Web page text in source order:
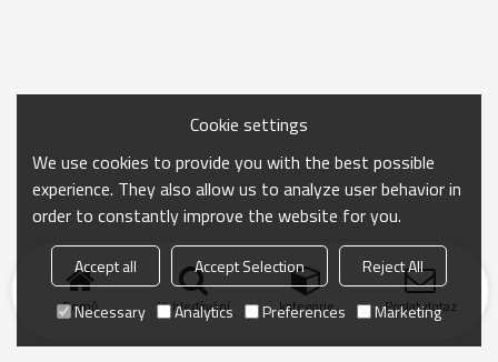
Domů Vyhledávání kategorie Poslat dotaz
Cookie settings
We use cookies to provide you with the best possible
experience. They also allow us to analyze user behavior in
order to constantly improve the website for you.
Accept all Accept Selection
Reject All
Necessary
Analytics Preferences Marketing